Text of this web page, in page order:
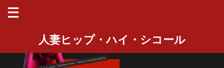
人妻ヒップ・ハイ・シコール